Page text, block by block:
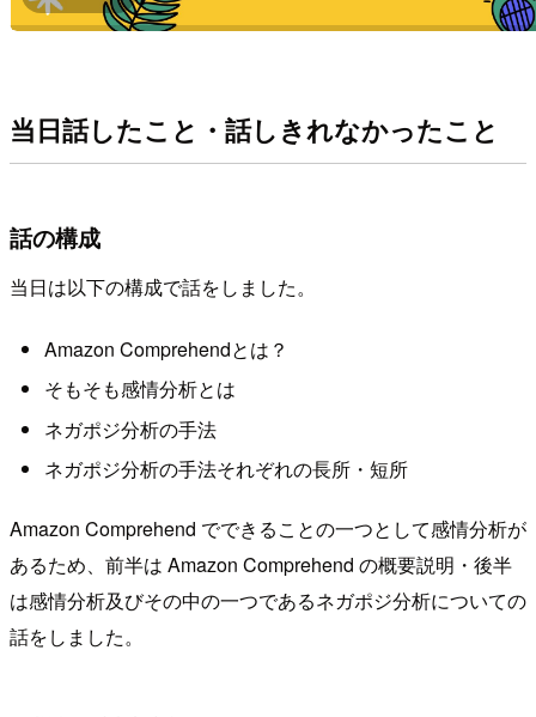
当日話したこと・話しきれなかったこと
話の構成
当日は以下の構成で話をしました。
Amazon Comprehendとは？
そもそも感情分析とは
ネガポジ分析の手法
ネガポジ分析の手法それぞれの長所・短所
Amazon Comprehend でできることの一つとして感情分析が
あるため、前半は Amazon Comprehend の概要説明・後半
は感情分析及びその中の一つであるネガポジ分析についての
話をしました。